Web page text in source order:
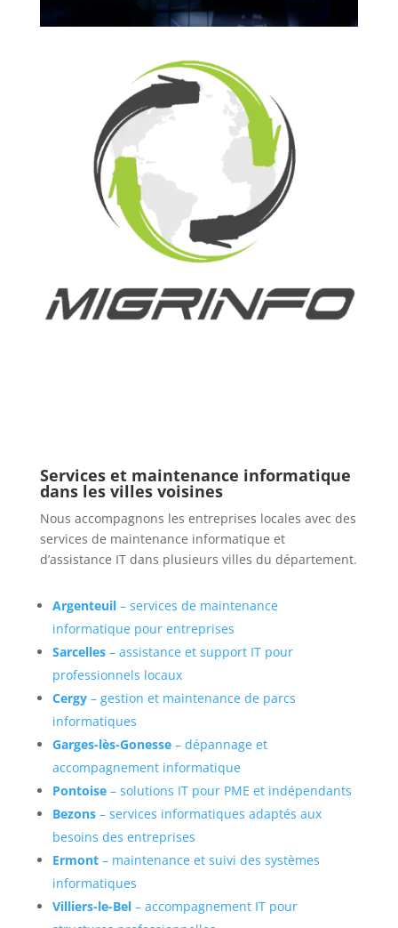
Services et maintenance informatique
dans les villes voisines
Nous accompagnons les entreprises locales avec des
services de maintenance informatique et
d’assistance IT dans plusieurs villes du département.
Argenteuil– services de maintenance
informatique pour entreprises
Sarcelles– assistance et support IT pour
professionnels locaux
Cergy– gestion et maintenance de parcs
informatiques
Garges-lès-Gonesse– dépannage et
accompagnement informatique
Pontoise– solutions IT pour PME et indépendants
Bezons– services informatiques adaptés aux
besoins des entreprises
Ermont– maintenance et suivi des systèmes
informatiques
Villiers-le-Bel– accompagnement IT pour